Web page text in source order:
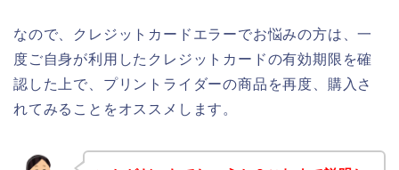
なので、クレジットカードエラーでお悩みの方は、一
度ご自身が利用したクレジットカードの有効期限を確
認した上で、プリントライダーの商品を再度、購入さ
れてみることをオススメします。